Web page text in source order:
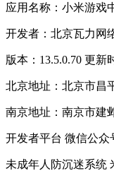
应用名称：小米游戏
开发者：北京瓦力网
版本：13.5.0.70 更新
北京地址：北京市昌
南京地址：南京市建
开发者平台 微信公众
未成年人防沉迷系统